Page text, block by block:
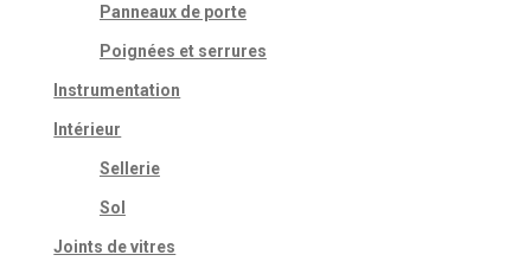
Panneaux de porte
Poignées et serrures
Instrumentation
Intérieur
Sellerie
Sol
Joints de vitres